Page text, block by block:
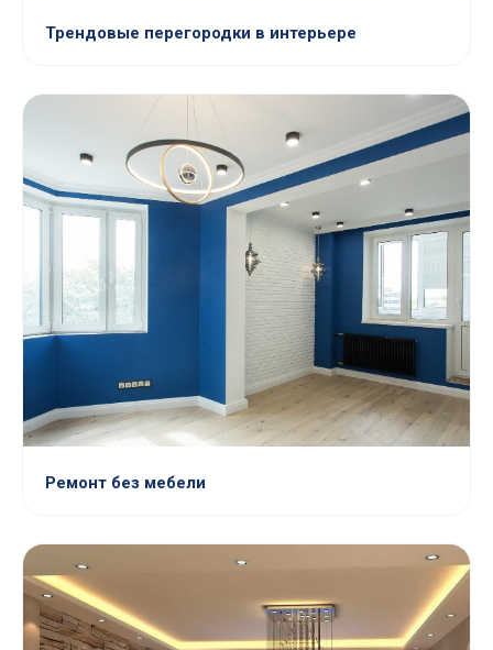
Трендовые перегородки в интерьере
Ремонт без мебели